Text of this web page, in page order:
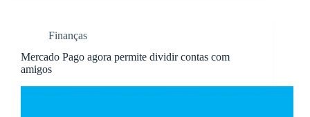
Finanças
Mercado Pago agora permite dividir contas com
amigos